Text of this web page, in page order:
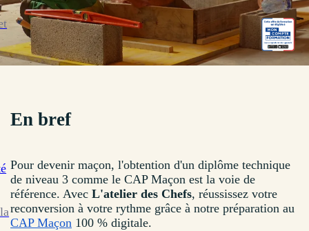
En bref
Pour devenir maçon, l'obtention d'un diplôme technique
de niveau 3 comme le CAP Maçon est la voie de
référence. Avec L'atelier des Chefs, réussissez votre
reconversion à votre rythme grâce à notre préparation au
CAP Maçon 100 % digitale.